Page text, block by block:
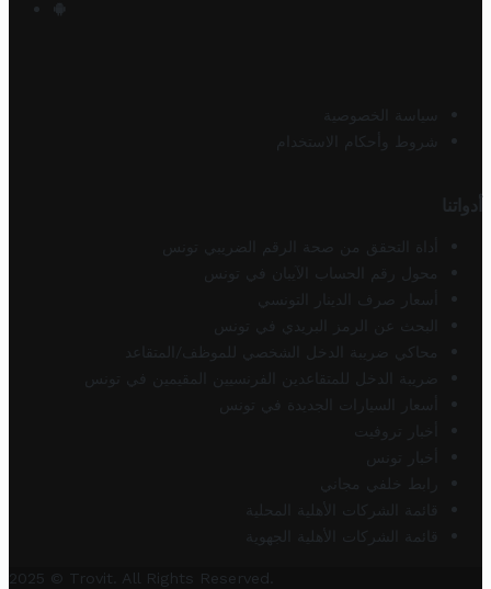
سياسة الخصوصية
شروط وأحكام الاستخدام
أدواتنا
أداة التحقق من صحة الرقم الضريبي تونس
محول رقم الحساب الآيبان في تونس
أسعار صرف الدينار التونسي
البحث عن الرمز البريدي في تونس
محاكي ضريبة الدخل الشخصي للموظف/المتقاعد
ضريبة الدخل للمتقاعدين الفرنسيين المقيمين في تونس
أسعار السيارات الجديدة في تونس
أخبار تروفيت
أخبار تونس
رابط خلفي مجاني
قائمة الشركات الأهلية المحلية
قائمة الشركات الأهلية الجهوية
2025 © Trovit. All Rights Reserved.